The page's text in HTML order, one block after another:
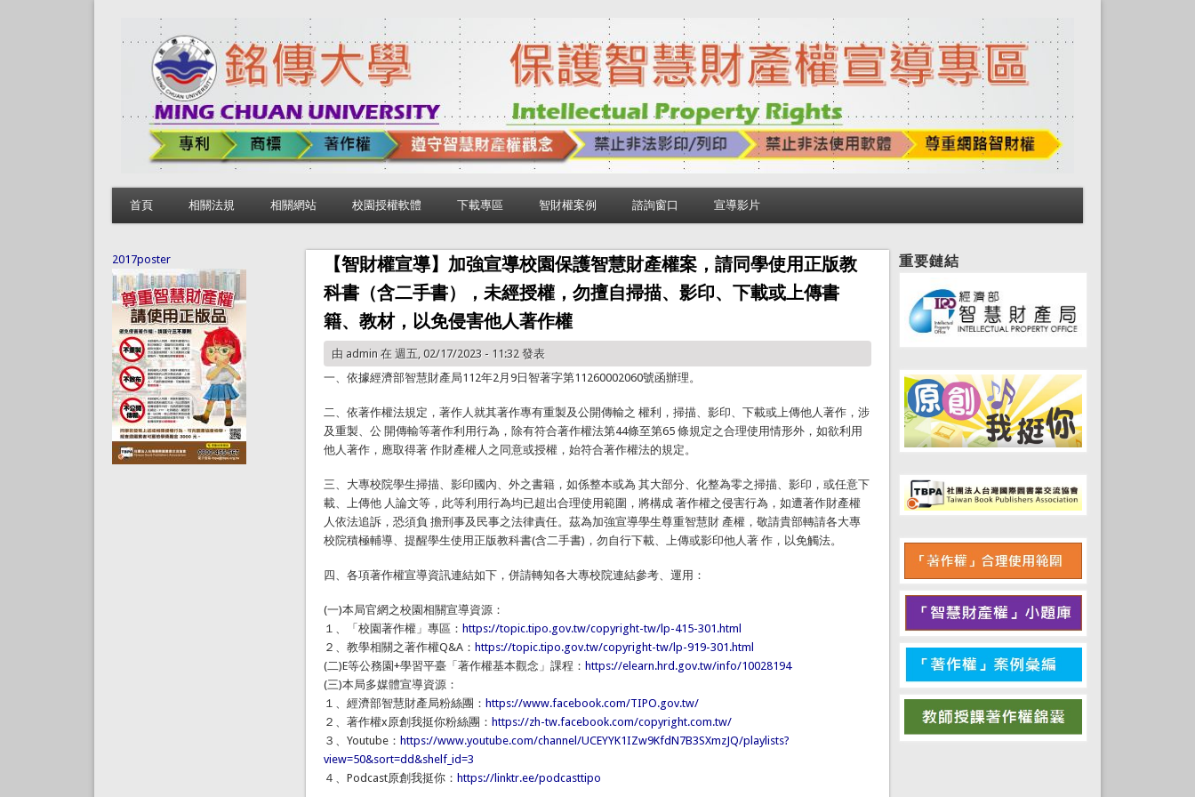
首頁 相關法規 相關網站 校園授權軟體 下載專區 智財權案例 諮詢窗口 宣導影片
【智財權宣導】加強宣導校園保護智慧財產權案，請同學使用正版教
科書（含二手書），未經授權，勿擅自掃描、影印、下載或上傳書
籍、教材，以免侵害他人著作權
由 admin 在 週五, 02/17/2023 - 11:32 發表
一、依據經濟部智慧財產局112年2月9日智著字第11260002060號函辦理。
二、依著作權法規定，著作人就其著作專有重製及公開傳輸之 權利，掃描、影印、下載或上傳他人著作，涉
及重製、公 開傳輸等著作利用行為，除有符合著作權法第44條至第65 條規定之合理使用情形外，如欲利用
他人著作，應取得著 作財產權人之同意或授權，始符合著作權法的規定。
三、大專校院學生掃描、影印國內、外之書籍，如係整本或為 其大部分、化整為零之掃描、影印，或任意下
載、上傳他 人論文等，此等利用行為均已超出合理使用範圍，將構成 著作權之侵害行為，如遭著作財產權
人依法追訴，恐須負 擔刑事及民事之法律責任。茲為加強宣導學生尊重智慧財 產權，敬請貴部轉請各大專
校院積極輔導、提醒學生使用正版教科書(含二手書)，勿自行下載、上傳或影印他人著 作，以免觸法。
四、各項著作權宣導資訊連結如下，併請轉知各大專校院連結參考、運用：
(一)本局官網之校園相關宣導資源：
１、「校園著作權」專區： https://topic.tipo.gov.tw/copyright-tw/lp-415-301.html
２、教學相關之著作權Q&A： https://topic.tipo.gov.tw/copyright-tw/lp-919-301.html
(二)E等公務園+學習平臺「著作權基本觀念」課程： https://elearn.hrd.gov.tw/info/10028194
(三)本局多媒體宣導資源：
１、經濟部智慧財產局粉絲團： https://www.facebook.com/TIPO.gov.tw/
２、著作權x原創我挺你粉絲團： https://zh-tw.facebook.com/copyright.com.tw/
３、Youtube： https://www.youtube.com/channel/UCEYYK1IZw9KfdN7B3SXmzJQ/playlists?
view=50&sort=dd&shelf_id=3
４、Podcast原創我挺你： https://linktr.ee/podcasttipo
2017poster 重要鏈結